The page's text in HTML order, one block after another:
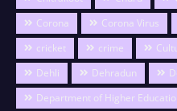
Corona
Corona Virus
cricket
crime
Dehli
Dehradun
Department of Higher